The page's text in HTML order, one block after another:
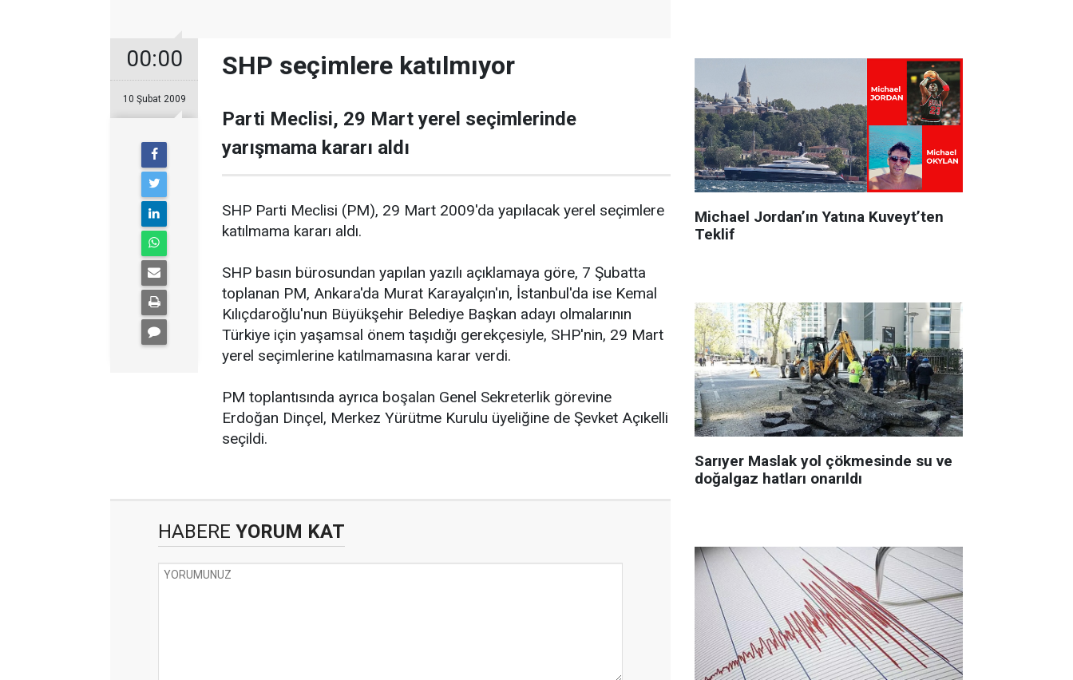
00:00
10 Şubat 2009
SHP seçimlere katılmıyor
Parti Meclisi, 29 Mart yerel seçimlerinde
yarışmama kararı aldı
SHP Parti Meclisi (PM), 29 Mart 2009'da yapılacak yerel seçimlere
katılmama kararı aldı.
SHP basın bürosundan yapılan yazılı açıklamaya göre, 7 Şubatta
toplanan PM, Ankara'da Murat Karayalçın'ın, İstanbul'da ise Kemal
Kılıçdaroğlu'nun Büyükşehir Belediye Başkan adayı olmalarının
Türkiye için yaşamsal önem taşıdığı gerekçesiyle, SHP'nin, 29 Mart
yerel seçimlerine katılmamasına karar verdi.
PM toplantısında ayrıca boşalan Genel Sekreterlik görevine
Erdoğan Dinçel, Merkez Yürütme Kurulu üyeliğine de Şevket Açıkelli
seçildi.
HABERE YORUM KAT
Michael Jordan’ın Yatına Kuveyt’ten
Teklif
Sarıyer Maslak yol çökmesinde su ve
doğalgaz hatları onarıldı